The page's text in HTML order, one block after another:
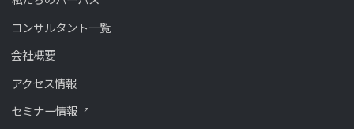
コンサルタント一覧
会社概要
アクセス情報
セミナー情報